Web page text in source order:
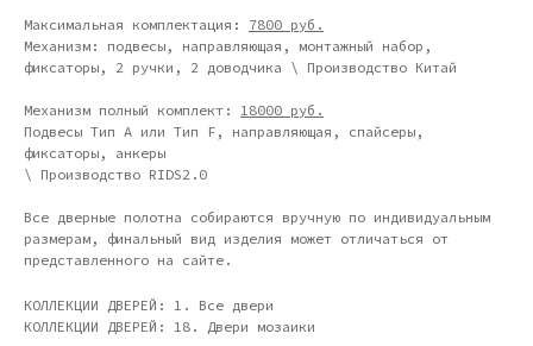
Максимальная комплектация: 7800 руб.
Механизм: подвесы, направляющая, монтажный набор,
фиксаторы, 2 ручки, 2 доводчика \ Производство Китай
Механизм полный комплект: 18000 руб.
Подвесы Тип А или Тип F, направляющая, спайсеры,
фиксаторы, анкеры
\ Производство RIDS2.0
Все дверные полотна собираются вручную по индивидуальным
размерам, финальный вид изделия может отличаться от
представленного на сайте.
КОЛЛЕКЦИИ ДВЕРЕЙ: 1. Все двери
КОЛЛЕКЦИИ ДВЕРЕЙ: 18. Двери мозаики
Москва - производство картин
Полимерная дом 8 \ ПН-ПТ 9-
18 | СБ 10-16 \ Посещение — по
предварительной записи)
мебели (Доставка по РФ )
Связь с нами:
Из-за большого количества
спама предпочитаем общение
через мессенджеры. Главный
канал — Max Напишите нам, и
мы оперативно ответим.
ridsloft@gmail.com
+7 958 581 3200